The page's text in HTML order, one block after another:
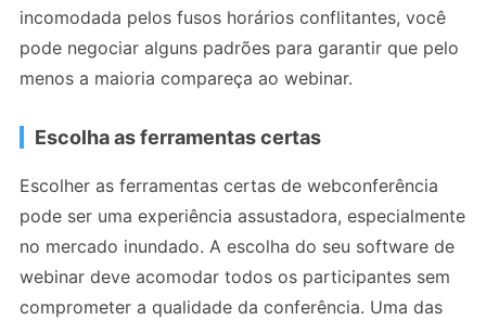
incomodada pelos fusos horários conflitantes, você
pode negociar alguns padrões para garantir que pelo
menos a maioria compareça ao webinar.
Escolha as ferramentas certas
Escolher as ferramentas certas de webconferência
pode ser uma experiência assustadora, especialmente
no mercado inundado. A escolha do seu software de
webinar deve acomodar todos os participantes sem
comprometer a qualidade da conferência. Uma das